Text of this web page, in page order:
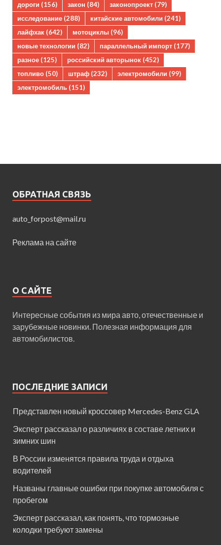
дороги (156) закон (84) законопроект (79)
исследование (288) китайские автомобили (241)
лайфхак (642) мотоциклы (96)
новые технологии (82) параллельный импорт (177)
разное (125) российский авторынок (452)
топливо (50) штраф (232) электромобили (99)
электромобиль (151)
ОБРАТНАЯ СВЯЗЬ
auto_forpost@mail.ru
Реклама на сайте
О САЙТЕ
Интересные события из мира авто, отечественные и
зарубежные новинки. Полезная информация для
автомобилистов.
ПОСЛЕДНИЕ ЗАПИСИ
Представлен новый кроссовер Mercedes-Benz GLA
Эксперт рассказал о различиях в составе летних и
зимних шин
В России изменятся правила труда и отдыха
водителей
Названы главные ошибки при покупке автомобиля с
пробегом
Эксперт рассказал, как понять, что тормозные
колодки требуют замены